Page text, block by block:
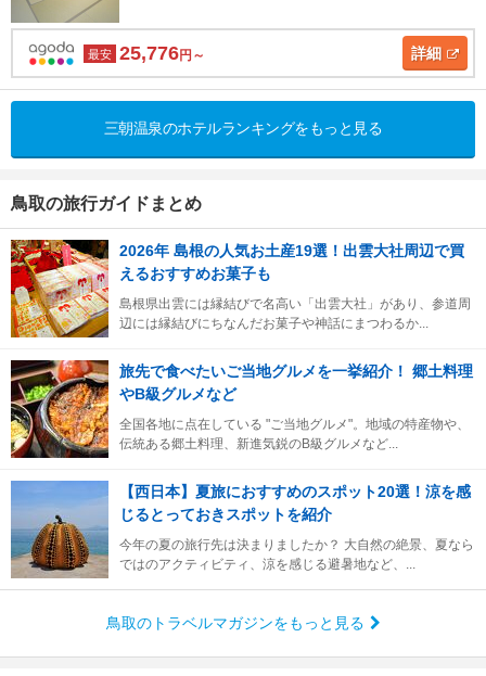
最安 25,776円～ 詳細
三朝温泉のホテルランキングをもっと見る
鳥取の旅行ガイドまとめ
2026年 島根の人気お土産19選！出雲大社周辺で買
えるおすすめお菓子も
島根県出雲には縁結びで名高い「出雲大社」があり、参道周
辺には縁結びにちなんだお菓子や神話にまつわるか...
旅先で食べたいご当地グルメを一挙紹介！ 郷土料理
やB級グルメなど
全国各地に点在している "ご当地グルメ"。地域の特産物や、
伝統ある郷土料理、新進気鋭のB級グルメなど...
【西日本】夏旅におすすめのスポット20選！涼を感
じるとっておきスポットを紹介
今年の夏の旅行先は決まりましたか？ 大自然の絶景、夏なら
ではのアクティビティ、涼を感じる避暑地など、...
鳥取のトラベルマガジンをもっと見る